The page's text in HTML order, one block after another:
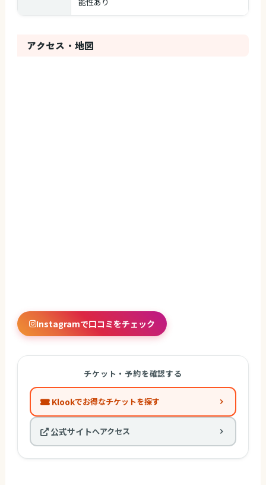
アクセス・地図
Instagramで口コミをチェック
チケット・予約を確認する
Klookでお得なチケットを探す
公式サイトへアクセス